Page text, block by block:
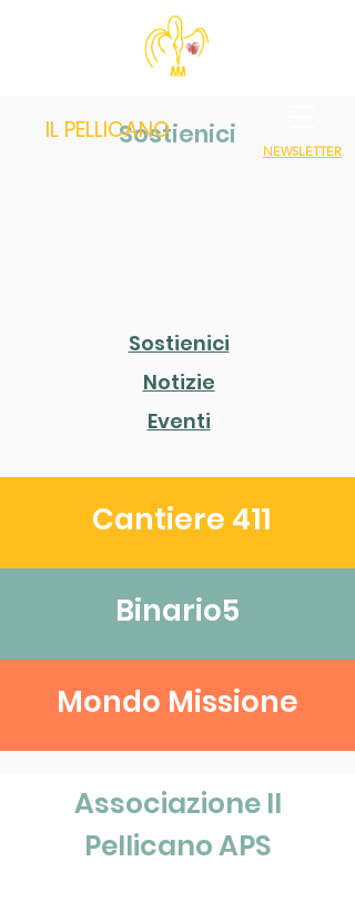
IL PELLICANO
NEWSLETTER
Sostienici
Sostienici
Notizie
Eventi
Cantiere 411
Binario5
Mondo Missione
Associazione Il
Pellicano APS